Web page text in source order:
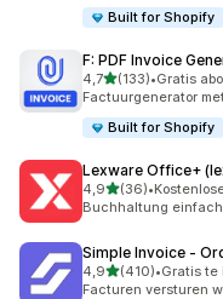
Built for Shopify
F: PDF Invoice
4,7van 5 sterren
(133)
133 recensies in
•Gratis
Factuurgenerator
Built for Shopify
Lexware Office+
4,9van 5 sterren
(36)
36 recensies in totaal
•
Buchhaltung
Simple Invoice ‑
4,9van 5 sterren
(410)
410 recensies in
•Gratis te
Facturen versturen